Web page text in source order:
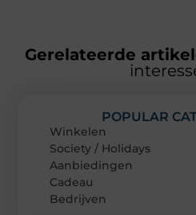
Gerelateerde
POPULAR
Winkelen
Society / Holidays
Aanbiedingen
Cadeau
Bedrijven